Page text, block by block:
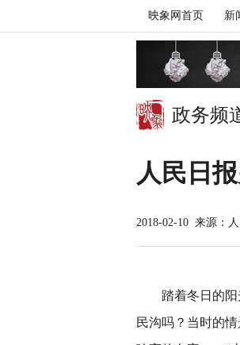
映象网首页 新
政务频
人民日
2018-02-10 来源：
踏着冬日的阳光
民沟吗？当时的